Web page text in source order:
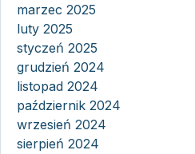
marzec 2025
luty 2025
styczeń 2025
grudzień 2024
listopad 2024
październik 2024
wrzesień 2024
sierpień 2024